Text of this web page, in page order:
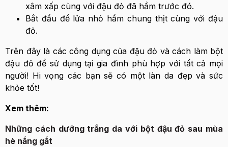
xâm xấp cùng với đậu đỏ đã hầm trước đó.
Bắt đầu để lửa nhỏ hầm chung thịt cùng với đậu
đỏ.
Trên đây là các công dụng của đậu đỏ và cách làm bột
đậu đỏ để sử dụng tại gia đình phù hợp với tất cả mọi
người! Hi vọng các bạn sẽ có một làn da đẹp và sức
khỏe tốt!
Xem thêm:
Những cách dưỡng trắng da với bột đậu đỏ sau mùa
hè nắng gắt